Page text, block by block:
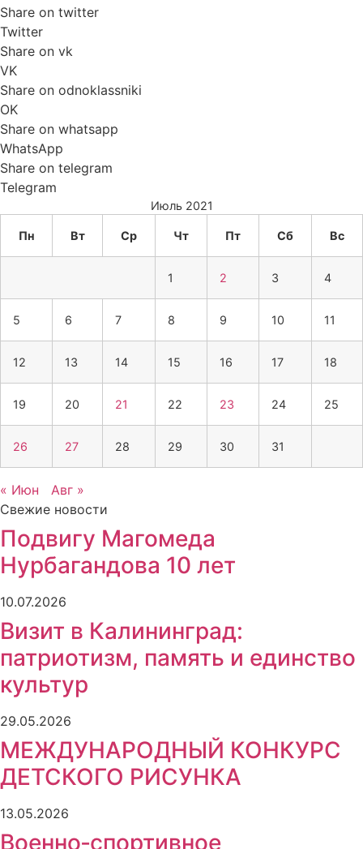
Share on twitter
Twitter
Share on vk
VK
Share on odnoklassniki
OK
Share on whatsapp
WhatsApp
Share on telegram
Telegram
Июль 2021
Пн Вт Ср Чт Пт Сб Вс
1 2 3 4
5 6 7 8 9 10 11
12 13 14 15 16 17 18
19 20 21 22 23 24 25
26 27 28 29 30 31
« Июн
Авг »
Свежие новости
Подвигу Магомеда
Нурбагандова 10 лет
10.07.2026
Визит в Калининград:
патриотизм, память и единство
культур
29.05.2026
МЕЖДУНАРОДНЫЙ КОНКУРС
ДЕТСКОГО РИСУНКА
13.05.2026
Военно‑спортивное